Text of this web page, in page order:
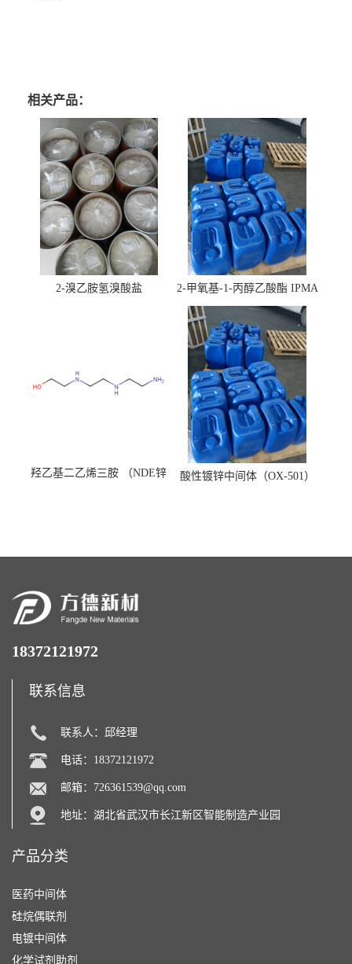
相关产品：
2-溴乙胺氢溴酸盐 2-甲氧基-1-丙醇乙酸酯 IPMA
羟乙基二乙烯三胺 （NDE锌
酸性镀锌中间体（OX-501）
18372121972
联系信息
联系人：邱经理
电话：18372121972
邮箱： 726361539@qq.com
地址：湖北省武汉市长江新区智能制造产业园
产品分类
医药中间体
硅烷偶联剂
电镀中间体
化学试剂助剂